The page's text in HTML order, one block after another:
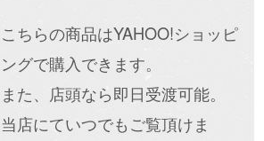
こちらの商品はYAHOO!ショッピ
ングで購入できます。
また、店頭なら即日受渡可能。
当店にていつでもご覧頂けま